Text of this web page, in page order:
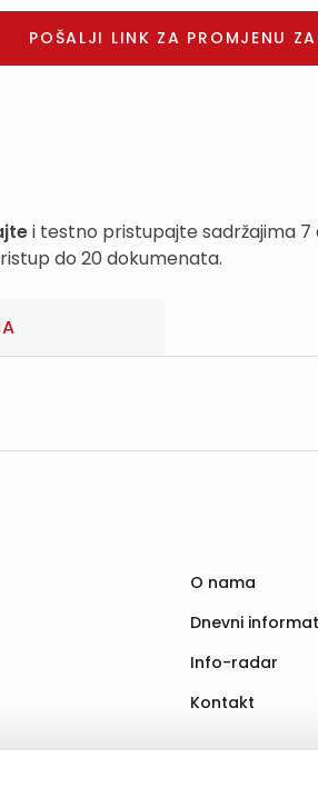
i testno pristupajte sadržajima 7
do 20 dokumenata.
O nama
Dnevni
Info-radar
Kontakt